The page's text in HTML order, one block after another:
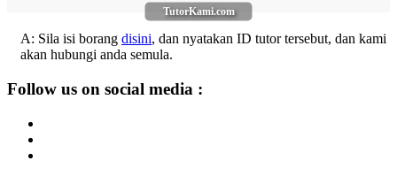
TutorKami.com
A: Sila isi borang disini, dan nyatakan ID tutor tersebut, dan kami
akan hubungi anda semula.
Follow us on social media :